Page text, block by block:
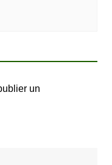
un